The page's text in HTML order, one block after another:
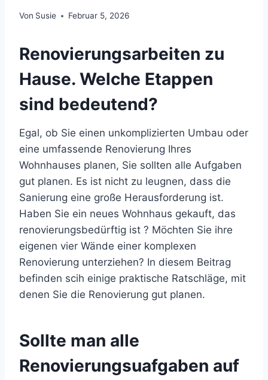
Von Susie Februar 5, 2026
Renovierungsarbeiten zu
Hause. Welche Etappen
sind bedeutend?
Egal, ob Sie einen unkomplizierten Umbau oder
eine umfassende Renovierung Ihres
Wohnhauses planen, Sie sollten alle Aufgaben
gut planen. Es ist nicht zu leugnen, dass die
Sanierung eine große Herausforderung ist.
Haben Sie ein neues Wohnhaus gekauft, das
renovierungsbedürftig ist ? Möchten Sie ihre
eigenen vier Wände einer komplexen
Renovierung unterziehen? In diesem Beitrag
befinden scih einige praktische Ratschläge, mit
denen Sie die Renovierung gut planen.
Sollte man alle
Renovierungsuafgaben auf